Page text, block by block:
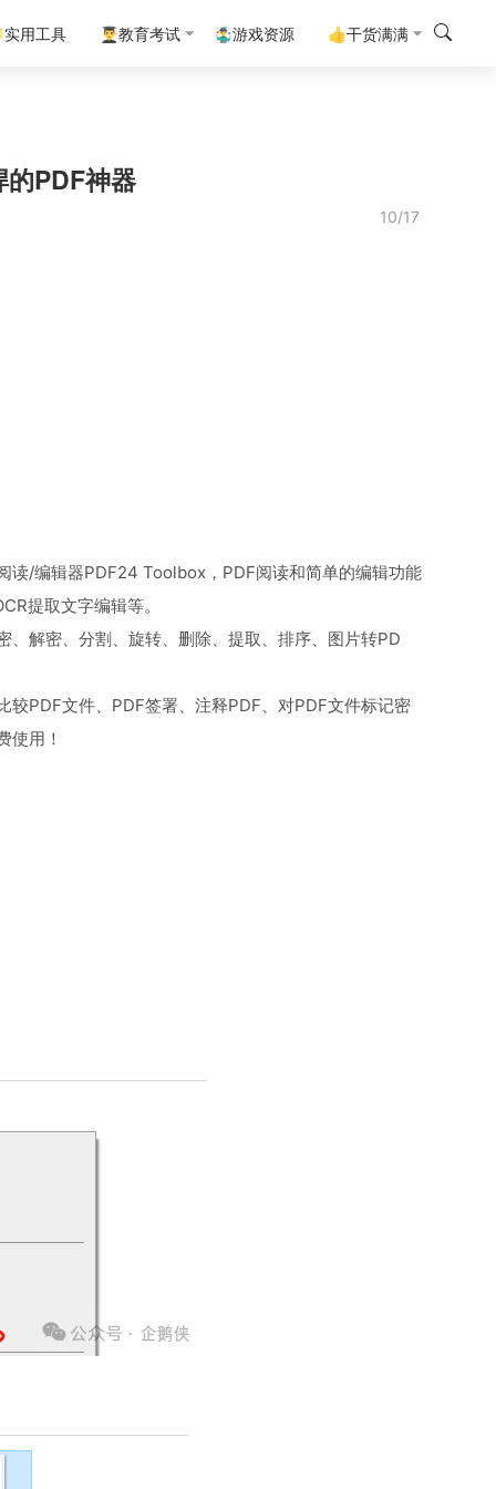
用工具 👨‍🎓教育考试 🤹‍♂️游戏资源 👍干货满满
PDF神器
10/17
读/编辑器PDF24 Toolbox，PDF阅读和简单的编辑功能
提取文字编辑等。
解密、分割、旋转、删除、提取、排序、图片转PD
PDF文件、PDF签署、注释PDF、对PDF文件标记密
使用！